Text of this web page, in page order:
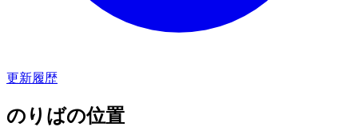
更新履歴
のりばの位置